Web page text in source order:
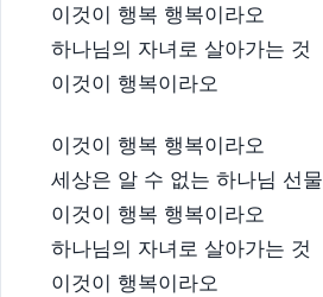
이것이 행복 행복이라오
하나님의 자녀로 살아가는 것
이것이 행복이라오
이것이 행복 행복이라오
세상은 알 수 없는 하나님 선물
이것이 행복 행복이라오
하나님의 자녀로 살아가는 것
이것이 행복이라오